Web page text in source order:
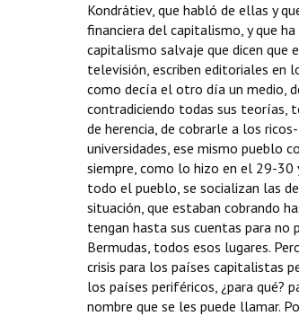
Kondrátiev, que habló de ellas y
financiera del capitalismo, y que
capitalismo salvaje que dicen que
televisión, escriben editoriales en
como decía el otro día un medio,
contradiciendo todas sus teorías,
de herencia, de cobrarle a los
universidades, ese mismo pueblo
siempre, como lo hizo en el 29-
todo el pueblo, se socializan las
situación, que estaban cobrando
tengan hasta sus cuentas para no
Bermudas, todos esos lugares.
crisis para los países capitalistas
los países periféricos, ¿para qué?
nombre que se les puede llamar.